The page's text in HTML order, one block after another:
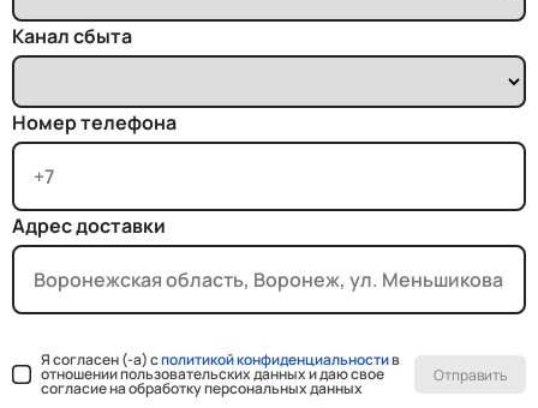
Канал сбыта
Номер телефона
Адрес доставки
Я согласен (-а) сполитикой конфиденциальностив
отношении пользовательских данных и даю свое
согласие на обработку персональных данных
Отправить